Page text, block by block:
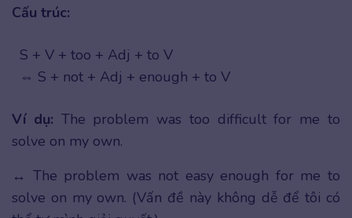
Cấu trúc:
S + V + too + Adj + to V
⇔ S + not + Adj + enough + to V
Ví dụ: The problem was too difficult for me to
solve on my own.
↔ The problem was not easy enough for me to
solve on my own. (Vấn đề này không dễ để tôi có